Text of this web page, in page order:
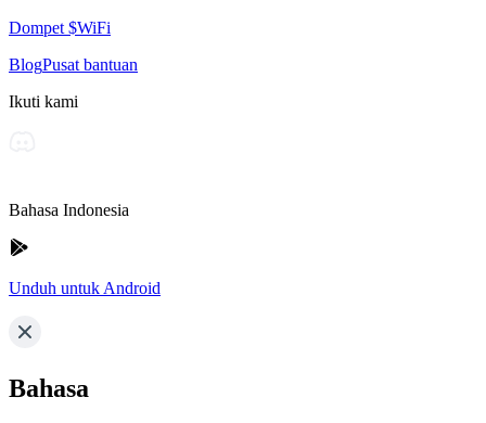
Dompet $WiFi
BlogPusat bantuan
Ikuti kami
Bahasa Indonesia
Unduh untuk Android
Bahasa